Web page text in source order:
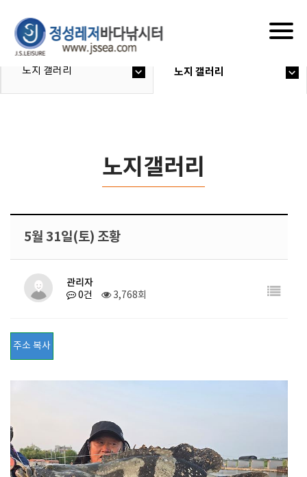
노지 갤러리 노지 갤러리
노지갤러리
5월 31일(토) 조황
관리자
0건 3,768회
주소 복사